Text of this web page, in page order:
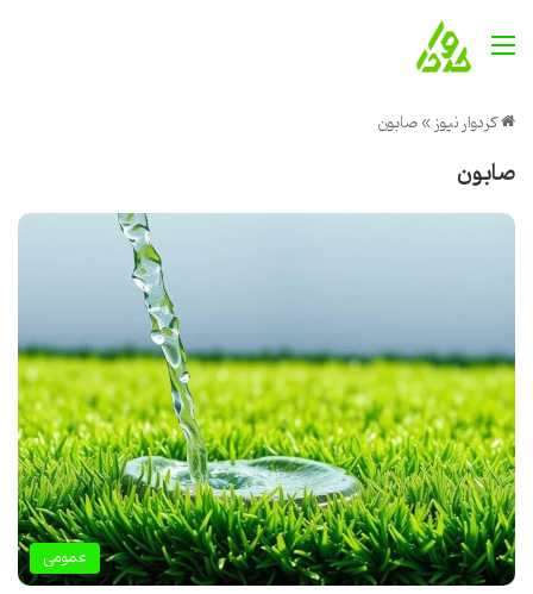
منو
کردوار نیوز»صابون
صابون
عمومی